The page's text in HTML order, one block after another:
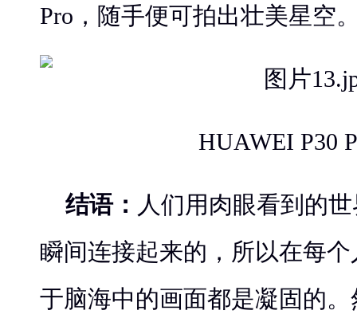
Pro，随手便可拍出壮美星空
HUAWEI P30
结语： 人们用肉眼看到的
瞬间连接起来的，所以在每
于脑海中的画面都是凝固的